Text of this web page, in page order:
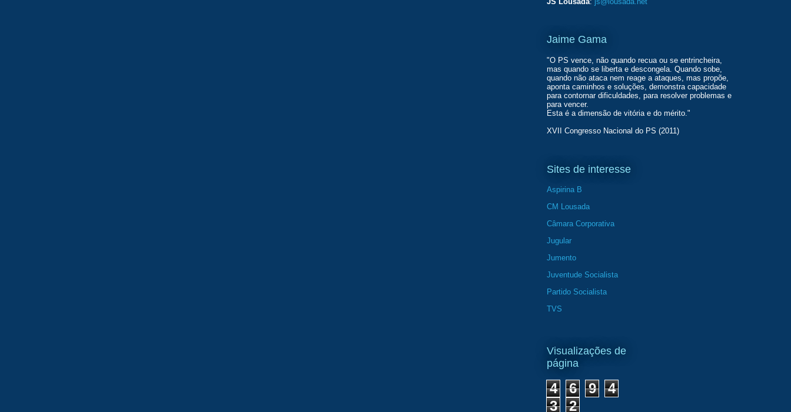
Jaime Gama
"O PS vence, não quando recua ou se entrincheira,
mas quando se liberta e descongela. Quando sobe,
quando não ataca nem reage a ataques, mas propõe,
aponta caminhos e soluções, demonstra capacidade
para contornar dificuldades, para resolver problemas e
para vencer.
Esta é a dimensão de vitória e do mérito."
XVII Congresso Nacional do PS (2011)
Sites de interesse
Aspirina B
CM Lousada
Câmara Corporativa
Jugular
Jumento
Juventude Socialista
Partido Socialista
TVS
Visualizações de
página
4 6 9
4
3
2